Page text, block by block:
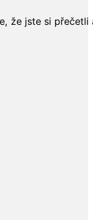
že jste si přečetli